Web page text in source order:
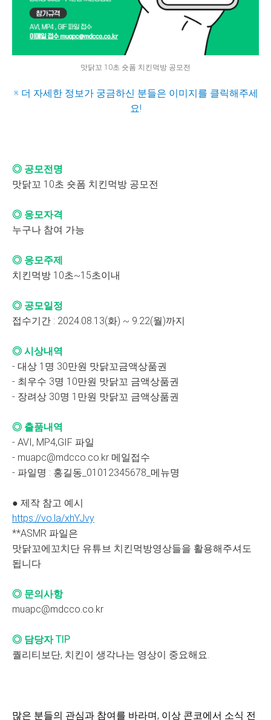
맛닭꼬 10초 숏폼 치킨먹방 공모전
※ 더 자세한 정보가 궁금하신 분들은 이미지를 클릭해주세
요!
◎ 공모전명
맛닭꼬 10초 숏폼 치킨먹방 공모전
◎ 응모자격
누구나 참여 가능
◎ 응모주제
치킨먹방 10초~15초이내
◎ 공모일정
접수기간 : 2024.08.13(화) ~ 9.22(월)까지
◎ 시상내역
- 대상 1명 30만원 맛닭꼬금액상품권
- 최우수 3명 10만원 맛닭꼬 금액상품권
- 장려상 30명 1만원 맛닭꼬 금액상품권
◎ 출품내역
- AVI, MP4,GIF 파일
- muapc@mdcco.co.kr 메일접수
- 파일명 : 홍길동_01012345678_메뉴명
● 제작 참고 예시
https://vo.la/xhYJvy
**ASMR 파일은
맛닭꼬에꼬치단 유튜브 치킨먹방영상들을 활용해주셔도
됩니다
◎ 문의사항
muapc@mdcco.co.kr
◎ 담당자 TIP
퀄리티보단, 치킨이 생각나는 영상이 중요해요.
많은 분들의 관심과 참여를 바라며, 이상 콘코에서 소식 전